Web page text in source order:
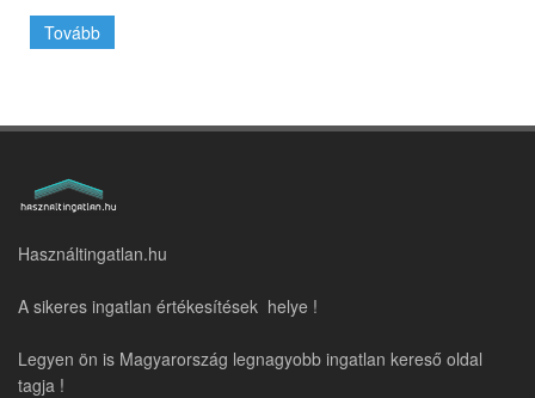
Tovább
Használtingatlan.hu
A sikeres ingatlan értékesítések helye !
Legyen ön is Magyarország legnagyobb ingatlan kereső oldal
tagja !